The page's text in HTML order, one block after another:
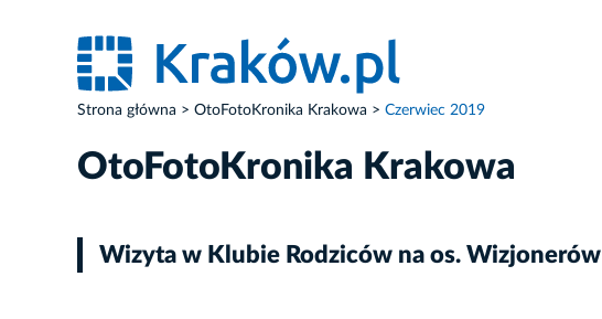
Strona główna OtoFotoKronika Krakowa Czerwiec 2019
OtoFotoKronika Krakowa
Wizyta w Klubie Rodziców na os. Wizjonerów